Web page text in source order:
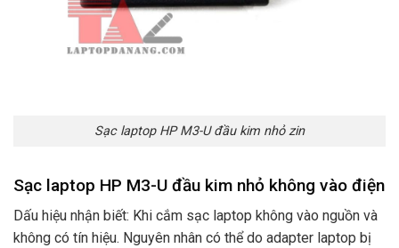
Sạc laptop HP M3-U đầu kim nhỏ zin
Sạc laptop HP M3-U đầu kim nhỏ không vào điện
Dấu hiệu nhận biết: Khi cắm sạc laptop không vào nguồn và
không có tín hiệu. Nguyên nhân có thể do adapter laptop bị